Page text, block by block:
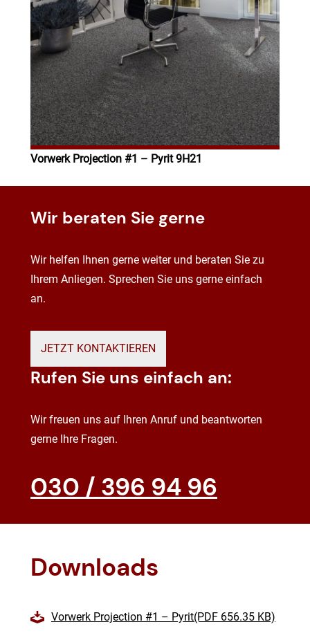
Vorwerk Projection #1 – Pyrit 9H21
Wir beraten Sie gerne
Wir helfen Ihnen gerne weiter und beraten Sie zu
Ihrem Anliegen. Sprechen Sie uns gerne einfach
an.
JETZT KONTAKTIEREN
Rufen Sie uns einfach an:
Wir freuen uns auf Ihren Anruf und beantworten
gerne Ihre Fragen.
030 / 396 94 96
Downloads
Vorwerk Projection #1 – Pyrit(PDF 656.35 KB)